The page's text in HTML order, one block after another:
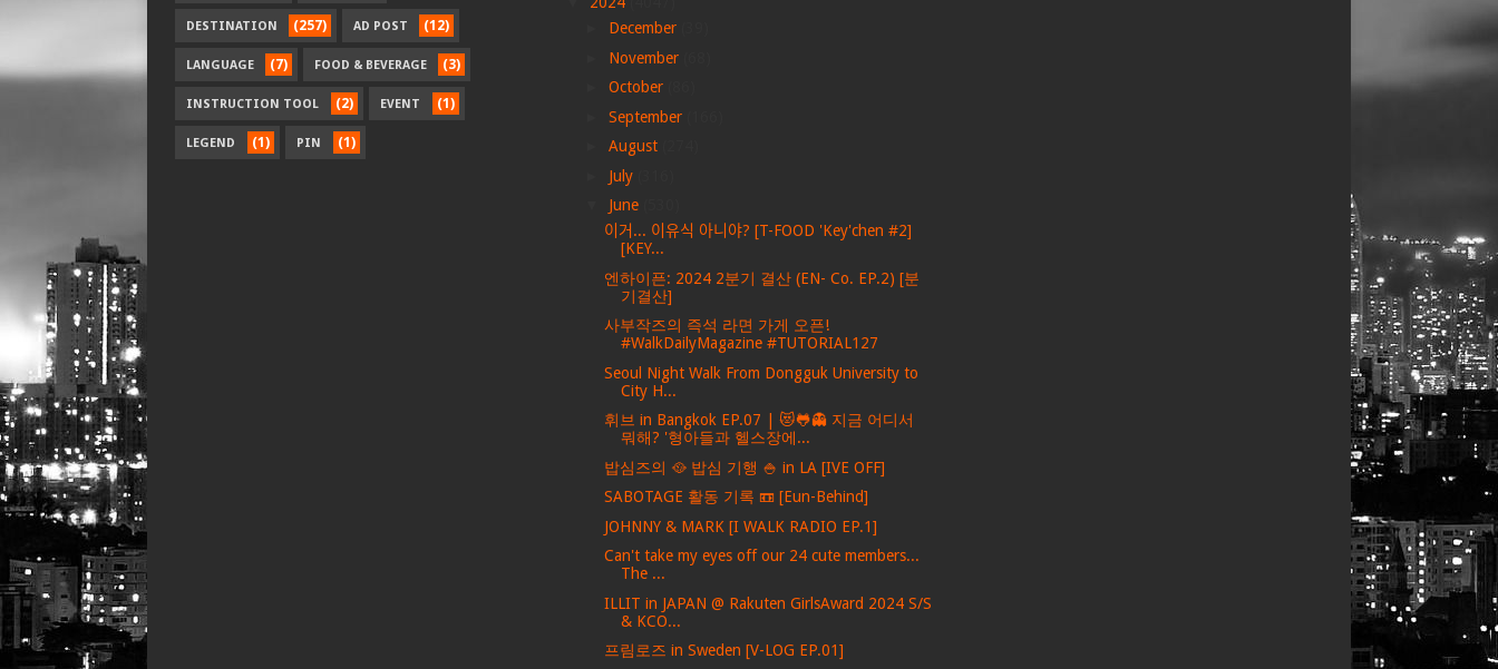
DESTINATION (257) AD POST (12)
LANGUAGE (7) FOOD & BEVERAGE (3)
INSTRUCTION TOOL (2) EVENT (1)
LEGEND (1) PIN (1)
December
November
October
September
August
July
June
이거... 이유식 아니야? [T-FOOD 'Key'chen #2]
[KEY...
엔하이픈: 2024 2분기 결산 (EN- Co. EP.2) [분
기결산]
사부작즈의 즉석 라면 가게 오픈!
#WalkDailyMagazine #TUTORIAL127
Seoul Night Walk From Dongguk University to
City H...
휘브 in Bangkok EP.07 | 😻🐸👻 지금 어디서
뭐해? '형아들과 헬스장에...
밥심즈의 🥘 밥심 기행 🍚 in LA [IVE OFF]
SABOTAGE 활동 기록 📼 [Eun-Behind]
JOHNNY & MARK [I WALK RADIO EP.1]
Can't take my eyes off our 24 cute members...
The ...
ILLIT in JAPAN @ Rakuten GirlsAward 2024 S/S
& KCO...
프림로즈 in Sweden [V-LOG EP.01]